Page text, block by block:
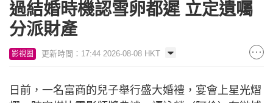
過結婚時機認雪卵都遲 立定遺囑
分派財產
影視圈 更新時間：17:44 2026-08-08 HKT
日前，一名富商的兒子舉行盛大婚禮，宴會上星光熠